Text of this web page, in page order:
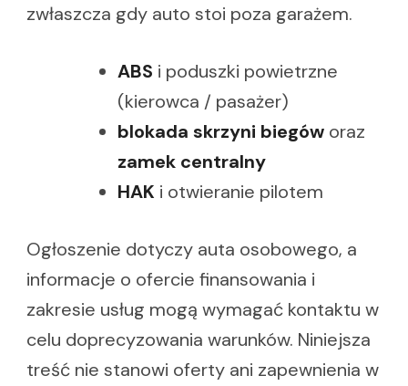
zwłaszcza gdy auto stoi poza garażem.
ABS i poduszki powietrzne
(kierowca / pasażer)
blokada skrzyni biegów oraz
zamek centralny
HAK i otwieranie pilotem
Ogłoszenie dotyczy auta osobowego, a
informacje o ofercie finansowania i
zakresie usług mogą wymagać kontaktu w
celu doprecyzowania warunków. Niniejsza
treść nie stanowi oferty ani zapewnienia w